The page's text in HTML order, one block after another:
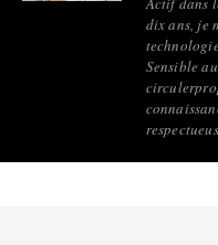
dix ans, je
Sensible